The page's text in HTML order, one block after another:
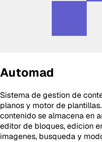
Automad
Sistema de gestion de
planos y motor de
contenido se almacena en
editor de bloques, edicion
imagenes, busqueda y